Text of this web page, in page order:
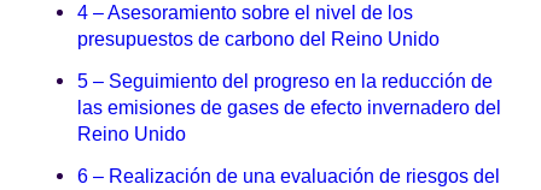
4 – Asesoramiento sobre el nivel de los
presupuestos de carbono del Reino Unido
5 – Seguimiento del progreso en la reducción de
las emisiones de gases de efecto invernadero del
Reino Unido
6 – Realización de una evaluación de riesgos del